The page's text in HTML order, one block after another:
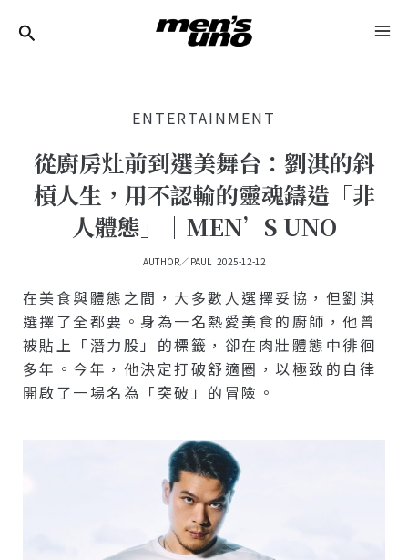
ENTERTAINMENT
從廚房灶前到選美舞台：劉淇的斜
槓人生，用不認輸的靈魂鑄造「非
人體態」｜MEN’S UNO
AUTHOR／ PAUL 2025-12-12
在美食與體態之間，大多數人選擇妥協，但劉淇
選擇了全都要。身為一名熱愛美食的廚師，他曾
被貼上「潛力股」的標籤，卻在肉壯體態中徘徊
多年。今年，他決定打破舒適圈，以極致的自律
開啟了一場名為「突破」的冒險。
Navigation